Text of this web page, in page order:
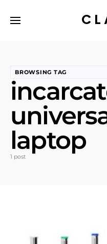
BROWSING TAG
laptop
1 post